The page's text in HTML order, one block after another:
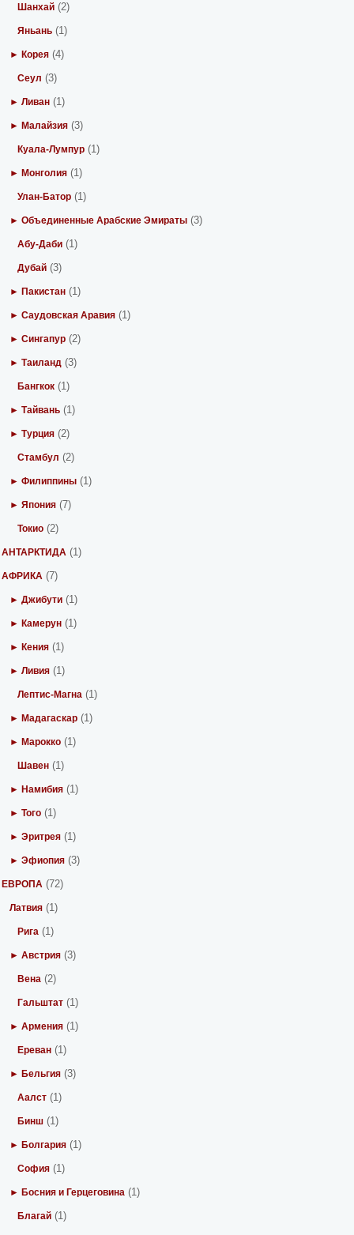
Шанхай (2)
Яньань (1)
► Корея (4)
Сеул (3)
► Ливан (1)
► Малайзия (3)
Куала-Лумпур (1)
► Монголия (1)
Улан-Батор (1)
► Объединенные Арабские Эмираты (3)
Абу-Даби (1)
Дубай (3)
► Пакистан (1)
► Саудовская Аравия (1)
► Сингапур (2)
► Таиланд (3)
Бангкок (1)
► Тайвань (1)
► Турция (2)
Стамбул (2)
► Филиппины (1)
► Япония (7)
Токио (2)
АНТАРКТИДА (1)
АФРИКА (7)
► Джибути (1)
► Камерун (1)
► Кения (1)
► Ливия (1)
Лептис-Магна (1)
► Мадагаскар (1)
► Марокко (1)
Шавен (1)
► Намибия (1)
► Того (1)
► Эритрея (1)
► Эфиопия (3)
ЕВРОПА (72)
Латвия (1)
Рига (1)
► Австрия (3)
Вена (2)
Гальштат (1)
► Армения (1)
Ереван (1)
► Бельгия (3)
Аалст (1)
Бинш (1)
► Болгария (1)
София (1)
► Босния и Герцеговина (1)
Благай (1)